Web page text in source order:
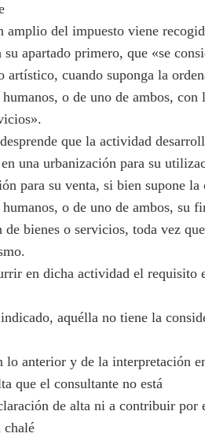
amplio del impuesto viene
apartado primero, que «se
artístico, cuando suponga la
o de uno de ambos,
que la actividad
una urbanización para su
para su venta, si bien supone
o de uno de ambos, su
bienes o servicios, toda vez
en dicha actividad el requisito
aquélla no tiene la
anterior y de la interpretación
que el consultante no está
de alta ni a contribuir
chalé